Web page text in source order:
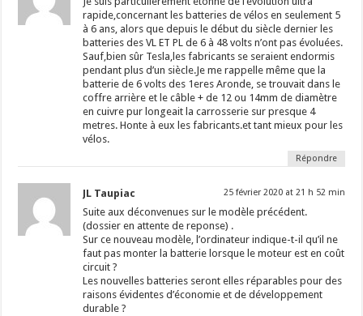
rapide,concernant les batteries de vélos en seulement 5
à 6 ans, alors que depuis le début du siècle dernier les
batteries des VL ET PL de 6 à 48 volts n’ont pas évoluées.
Sauf,bien sûr Tesla,les fabricants se seraient endormis
pendant plus d’un siècle.Je me rappelle même que la
batterie de 6 volts des 1eres Aronde, se trouvait dans le
coffre arrière et le câble + de 12 ou 14mm de diamètre
en cuivre pur longeait la carrosserie sur presque 4
metres. Honte à eux les fabricants.et tant mieux pour les
vélos.
Répondre
JL Taupiac 25 février 2020 at 21 h 52 min
Suite aux déconvenues sur le modèle précédent.
(dossier en attente de reponse) .
Sur ce nouveau modèle, l’ordinateur indique-t-il qu’il ne
faut pas monter la batterie lorsque le moteur est en coût
circuit ?
Les nouvelles batteries seront elles réparables pour des
raisons évidentes d’économie et de développement
durable ?